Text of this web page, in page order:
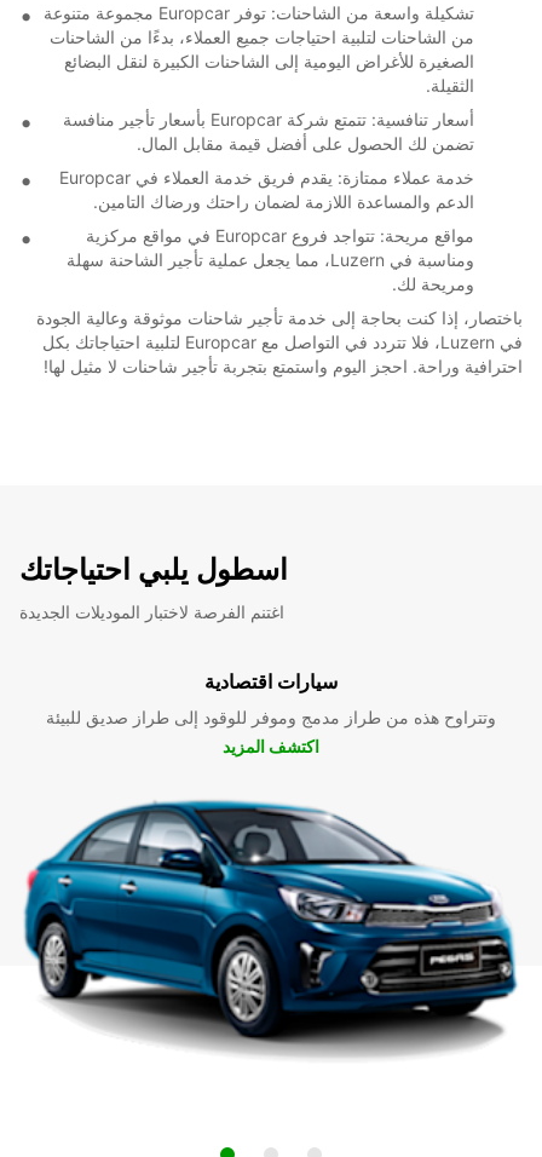
تشكيلة واسعة من الشاحنات: توفر Europcar مجموعة متنوعة
من الشاحنات لتلبية احتياجات جميع العملاء، بدءًا من الشاحنات
الصغيرة للأغراض اليومية إلى الشاحنات الكبيرة لنقل البضائع
الثقيلة.
أسعار تنافسية: تتمتع شركة Europcar بأسعار تأجير منافسة
تضمن لك الحصول على أفضل قيمة مقابل المال.
خدمة عملاء ممتازة: يقدم فريق خدمة العملاء في Europcar
الدعم والمساعدة اللازمة لضمان راحتك ورضاك التامين.
مواقع مريحة: تتواجد فروع Europcar في مواقع مركزية
ومناسبة في Luzern، مما يجعل عملية تأجير الشاحنة سهلة
ومريحة لك.
باختصار، إذا كنت بحاجة إلى خدمة تأجير شاحنات موثوقة وعالية الجودة
في Luzern، فلا تتردد في التواصل مع Europcar لتلبية احتياجاتك بكل
احترافية وراحة. احجز اليوم واستمتع بتجربة تأجير شاحنات لا مثيل لها!
اسطول يلبي احتياجاتك
اغتنم الفرصة لاختبار الموديلات الجديدة
سيارات اقتصادية
وتتراوح هذه من طراز مدمج وموفر للوقود إلى طراز صديق للبيئة
اكتشف المزيد